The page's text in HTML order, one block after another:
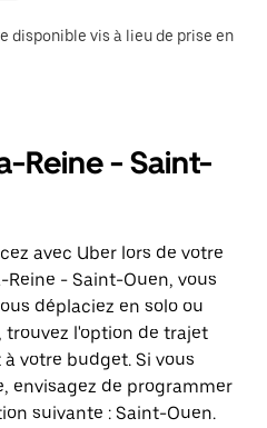
disponible vis à lieu de prise en
Reine - Saint-
avec Uber lors de votre
- Saint-Ouen, vous
déplaciez en solo ou
trouvez l'option de trajet
votre budget. Si vous
envisagez de programmer
suivante : Saint-Ouen.